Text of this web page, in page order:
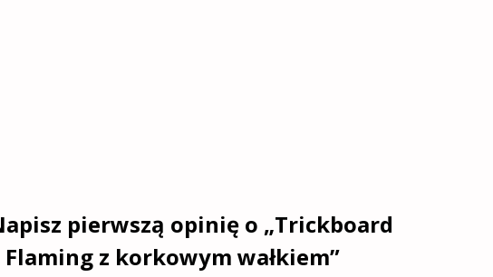
pierwszą opinię o „Trickboard
Flaming z korkowym wałkiem”